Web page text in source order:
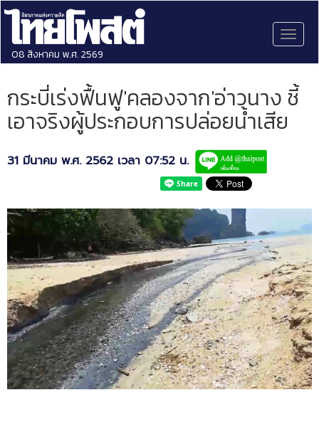
08 สิงหาคม พ.ศ. 2569
กระบี่เร่งฟื้นฟู'คลองจาก'อ่าวนาง ชี้
เอาจริงผู้ประกอบการปล่อยน้ำเสีย
31 มีนาคม พ.ศ. 2562 เวลา 07:52 น.